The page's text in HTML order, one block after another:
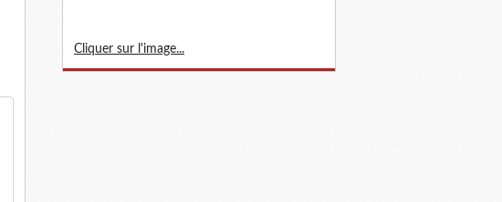
Cliquer sur l'image...